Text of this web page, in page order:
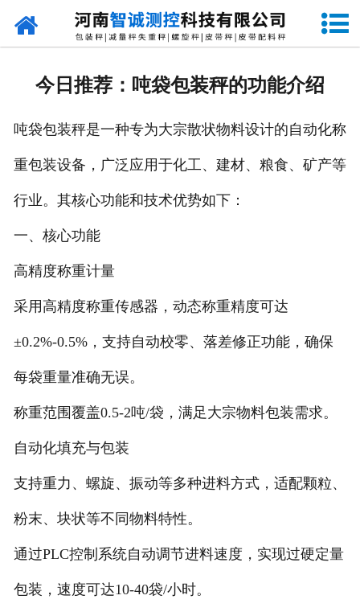
网站首页
联系我们
今日推荐：吨袋包装秤的功能介绍
吨袋包装秤是一种专为大宗散状物料设计的自动化称
重包装设备，广泛应用于化工、建材、粮食、矿产等
行业。其核心功能和技术优势如下：
一、核心功能
高精度称重计量
采用高精度称重传感器，动态称重精度可达
±0.2%-0.5%，支持自动校零、落差修正功能，确保
每袋重量准确无误。
称重范围覆盖0.5-2吨/袋，满足大宗物料包装需求。
自动化填充与包装
支持重力、螺旋、振动等多种进料方式，适配颗粒、
粉末、块状等不同物料特性。
通过PLC控制系统自动调节进料速度，实现过硬定量
包装，速度可达10-40袋/小时。